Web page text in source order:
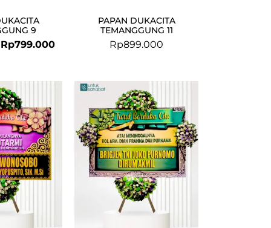
9
Rp799.000
PAPAN DUKACITA
TEMANGGUNG 11
Rp899.000
Original
price
was:
Rp749.000.
Current
Rp725.000.